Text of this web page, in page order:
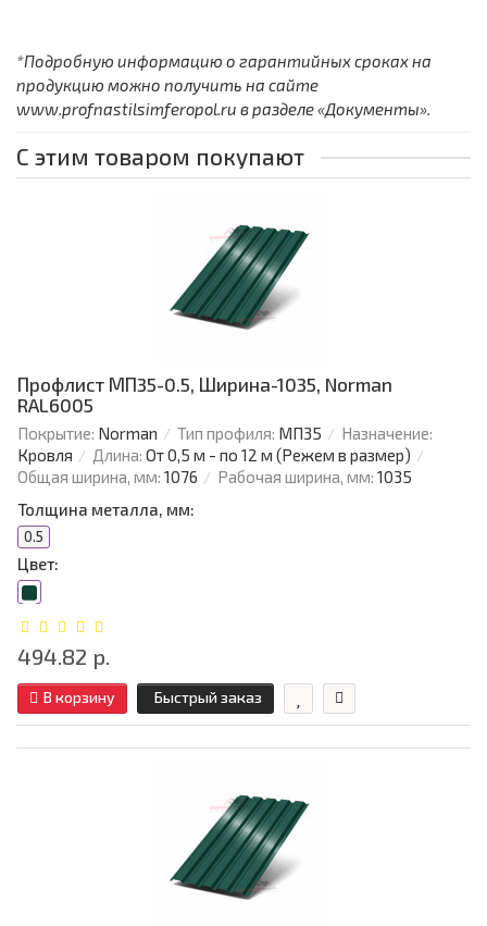
*Подробную информацию о гарантийных сроках на
продукцию можно получить на сайте
www.profnastilsimferopol.ru в разделе «Документы».
С этим товаром покупают
Профлист МП35-0.5, Ширина-1035, Norman
RAL6005
Покрытие: Norman Тип профиля: МП35
Назначение:
Кровля
Длина: От 0,5 м - по 12 м (Режем в размер)
Общая ширина, мм: 1076 Рабочая ширина, мм: 1035
Толщина металла, мм:
0.5
Цвет:
494.82 р.
В корзину Быстрый заказ